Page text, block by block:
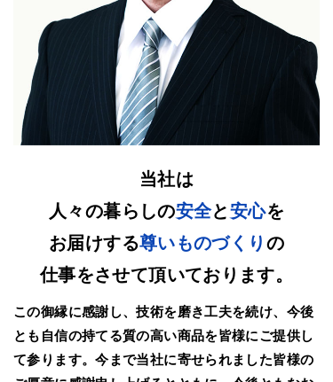
当社は
人々の暮らしの安全と安心を
お届けする尊いものづくり の
仕事をさせて頂いております。
この御縁に感謝し、技術を磨き工夫を続け、今後
とも自信の持てる質の高い商品を皆様にご提供し
て参ります。今まで当社に寄せられました皆様の